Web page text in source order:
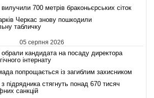
700 метрів браконьєрських сіток
Черкас знову пошкодили
табличку
05 серпня 2026
кандидата на посаду директора
інтернату
попрощається із загиблим захисником
підрядника стягнуть понад 670 тисяч
санкцій